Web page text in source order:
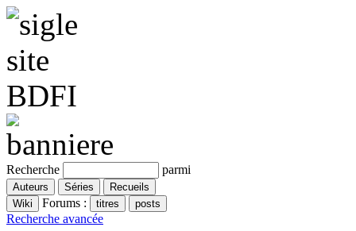
Recherche parmi
Forums :
Recherche avancée